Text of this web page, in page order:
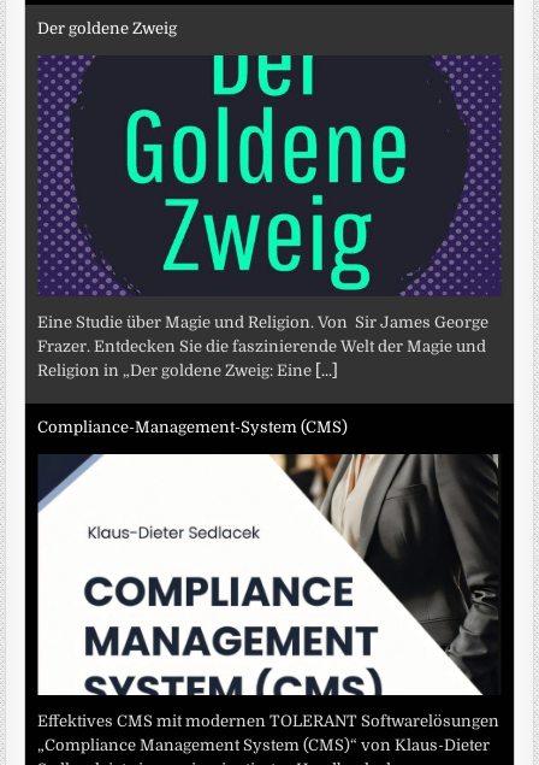
Der goldene Zweig
Eine Studie über Magie und Religion. Von Sir James George
Frazer. Entdecken Sie die faszinierende Welt der Magie und
Religion in „Der goldene Zweig: Eine [...]
Compliance-Management-System (CMS)
Effektives CMS mit modernen TOLERANT Softwarelösungen
„Compliance Management System (CMS)“ von Klaus-Dieter